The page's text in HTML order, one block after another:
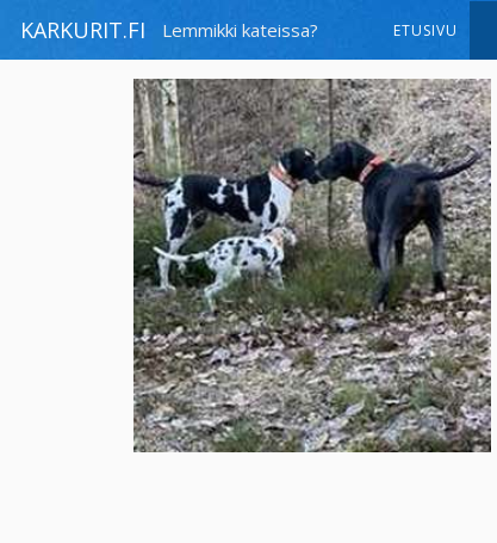
KARKURIT.FI Lemmikki kateissa? ETUSIVU